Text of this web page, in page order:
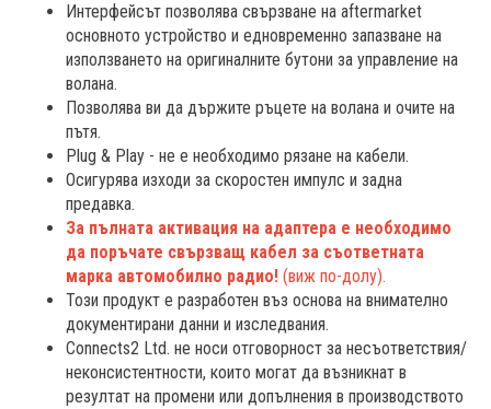
Интерфейсът позволява свързване на aftermarket
основното устройство и едновременно запазване на
използването на оригиналните бутони за управление на
волана.
Позволява ви да държите ръцете на волана и очите на
пътя.
Plug & Play - не е необходимо рязане на кабели.
Осигурява изходи за скоростен импулс и задна
предавка.
За пълната активация на адаптера е необходимо
да поръчате свързващ кабел за съответната
марка автомобилно радио! (виж по-долу).
Този продукт е разработен въз основа на внимателно
документирани данни и изследвания.
Connects2 Ltd. не носи отговорност за несъответствия/
неконсистентности, които могат да възникнат в
резултат на промени или допълнения в производството